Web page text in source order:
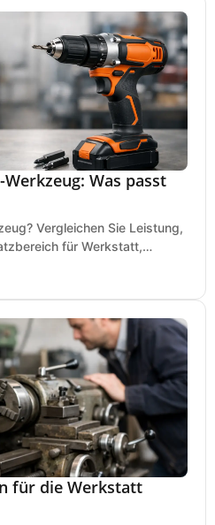
Was passt
Vergleichen Sie Leistung,
für Werkstatt,
für die Werkstatt